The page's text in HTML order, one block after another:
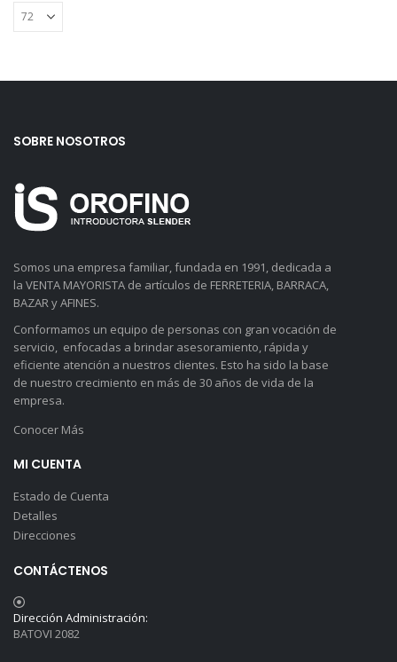
SOBRE NOSOTROS
Somos una empresa familiar, fundada en 1991, dedicada a
la VENTA MAYORISTA de artículos de FERRETERIA, BARRACA,
BAZAR y AFINES.
Conformamos un equipo de personas con gran vocación de
servicio, enfocadas a brindar asesoramiento, rápida y
eficiente atención a nuestros clientes. Esto ha sido la base
de nuestro crecimiento en más de 30 años de vida de la
empresa.
Conocer Más
MI CUENTA
Estado de Cuenta
Detalles
Direcciones
CONTÁCTENOS
Dirección Administración:
BATOVI 2082